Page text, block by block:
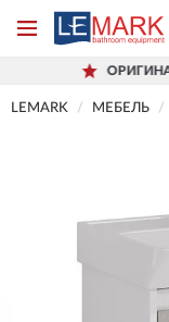
LEMARK МЕБЕЛЬ